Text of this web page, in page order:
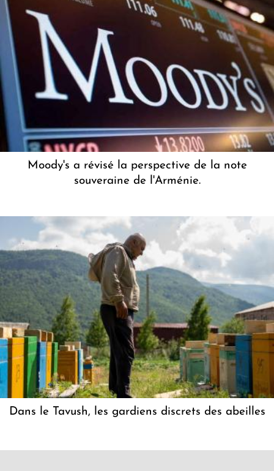
Moody's a révisé la perspective de la note
souveraine de l'Arménie.
Dans le Tavush, les gardiens discrets des abeilles